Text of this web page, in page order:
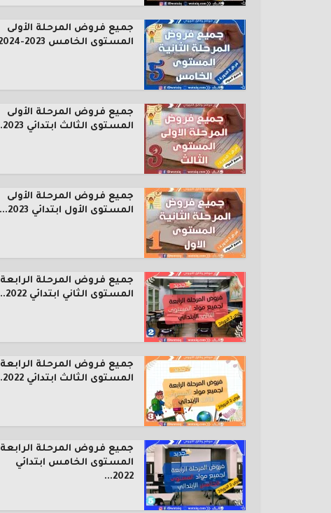
جميع فروض المرحلة الأولى
المستوى الخامس 2023-2024
جميع فروض المرحلة الأولى
المستوى الثالث ابتدائي 2023...
جميع فروض المرحلة الأولى
المستوى الأول ابتدائي 2023...
جميع فروض المرحلة الرابعة
المستوى الثاني ابتدائي 2022...
جميع فروض المرحلة الرابعة
المستوى الثالث ابتدائي 2022...
جميع فروض المرحلة الرابعة
المستوى الخامس ابتدائي
2022...